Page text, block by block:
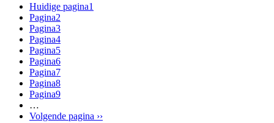
Huidige pagina1
Pagina2
Pagina3
Pagina4
Pagina5
Pagina6
Pagina7
Pagina8
Pagina9
…
Volgende pagina ››